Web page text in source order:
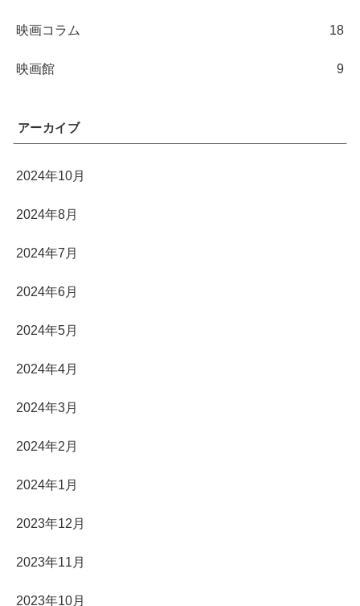
映画コラム 18
映画館 9
アーカイブ
2024年10月
2024年8月
2024年7月
2024年6月
2024年5月
2024年4月
2024年3月
2024年2月
2024年1月
2023年12月
2023年11月
2023年10月